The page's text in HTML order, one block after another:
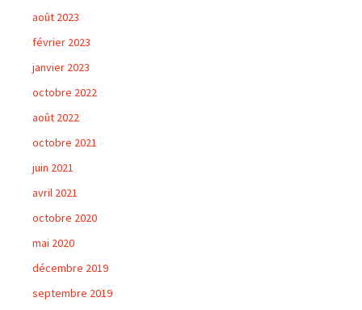
août 2023
février 2023
janvier 2023
octobre 2022
août 2022
octobre 2021
juin 2021
avril 2021
octobre 2020
mai 2020
décembre 2019
septembre 2019